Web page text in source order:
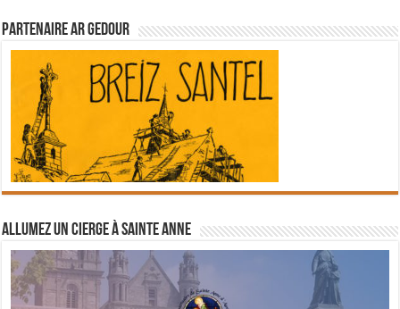
Partenaire Ar Gedour
Allumez un cierge à Sainte Anne